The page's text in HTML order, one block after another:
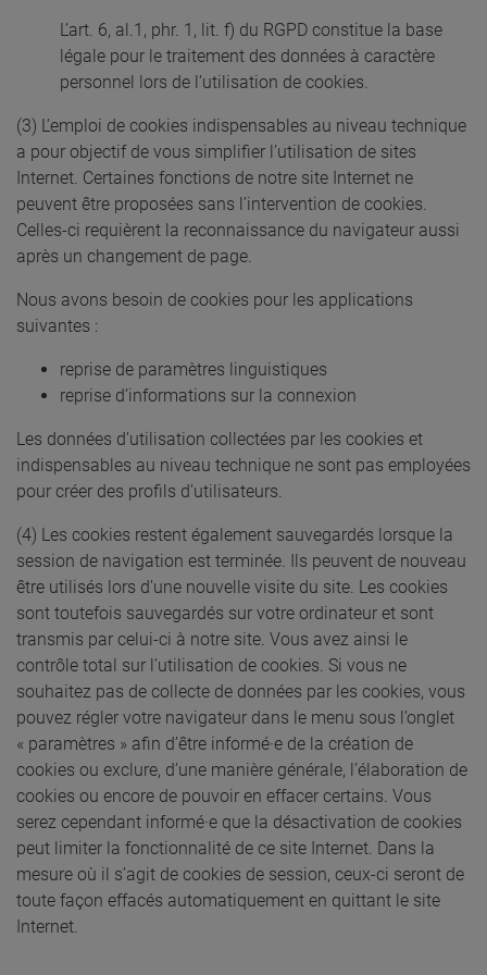
L’art. 6, al.1, phr. 1, lit. f) du RGPD constitue la base
légale pour le traitement des données à caractère
personnel lors de l’utilisation de cookies.
(3) L’emploi de cookies indispensables au niveau technique
a pour objectif de vous simplifier l’utilisation de sites
Internet. Certaines fonctions de notre site Internet ne
peuvent être proposées sans l’intervention de cookies.
Celles-ci requièrent la reconnaissance du navigateur aussi
après un changement de page.
Nous avons besoin de cookies pour les applications
suivantes :
reprise de paramètres linguistiques
reprise d’informations sur la connexion
Les données d’utilisation collectées par les cookies et
indispensables au niveau technique ne sont pas employées
pour créer des profils d’utilisateurs.
(4) Les cookies restent également sauvegardés lorsque la
session de navigation est terminée. Ils peuvent de nouveau
être utilisés lors d’une nouvelle visite du site. Les cookies
sont toutefois sauvegardés sur votre ordinateur et sont
transmis par celui-ci à notre site. Vous avez ainsi le
contrôle total sur l’utilisation de cookies. Si vous ne
souhaitez pas de collecte de données par les cookies, vous
pouvez régler votre navigateur dans le menu sous l’onglet
« paramètres » afin d’être informé·e de la création de
cookies ou exclure, d’une manière générale, l’élaboration de
cookies ou encore de pouvoir en effacer certains. Vous
serez cependant informé·e que la désactivation de cookies
peut limiter la fonctionnalité de ce site Internet. Dans la
mesure où il s’agit de cookies de session, ceux-ci seront de
toute façon effacés automatiquement en quittant le site
Internet.